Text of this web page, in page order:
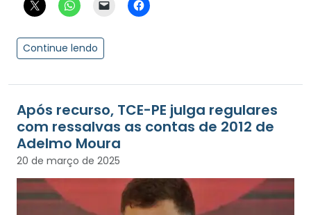
Continue lendo
Após recurso, TCE-PE julga regulares
com ressalvas as contas de 2012 de
Adelmo Moura
20 de março de 2025